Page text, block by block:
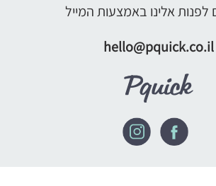
לפנות אלינו באמצעות המייל
hello@pquick.co.il